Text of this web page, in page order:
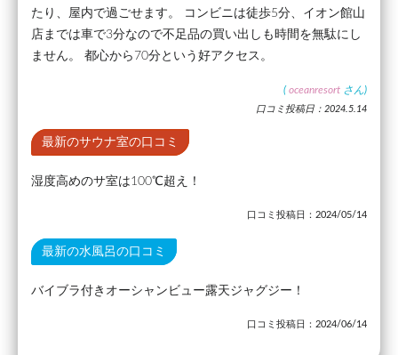
たり、屋内で過ごせます。 コンビニは徒歩5分、イオン館山
店までは車で3分なので不足品の買い出しも時間を無駄にし
ません。 都心から70分という好アクセス。
( oceanresort さん)
口コミ投稿日：2024.5.14
最新のサウナ室の口コミ
湿度高めのサ室は100℃超え！
口コミ投稿日：2024/05/14
最新の水風呂の口コミ
バイブラ付きオーシャンビュー露天ジャグジー！
口コミ投稿日：2024/06/14